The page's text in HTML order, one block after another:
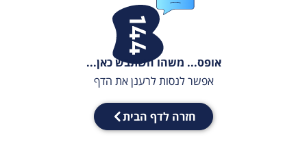
אופס... משהו השתבש כאן...
אפשר לנסות לרענן את הדף
חזרה לדף הבית